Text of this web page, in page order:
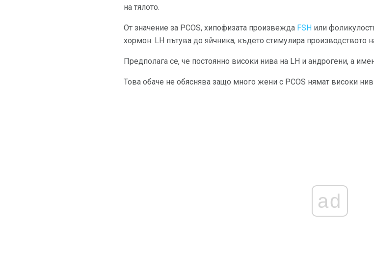
на тялото.
От значение за PCOS, хипофизата произвежда FSH или
хормон. LH пътува до яйчника, където стимулира производството
Предполага се, че постоянно високи нива на LH и андрогени, а
Това обаче не обяснява защо много жени с PCOS нямат високи
ad